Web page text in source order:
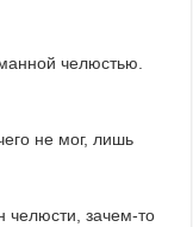
челюстью.
не мог, лишь
челюсти, зачем-то